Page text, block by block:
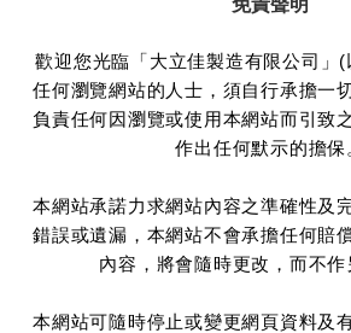
歡迎您光臨「大立佳製造有限公司」(
任何瀏覽網站的人士，須自行承擔一
負責任何因瀏覽或使用本網站而引致
作出任何默示的擔保
本網站承諾力求網站內容之準確性及
錯誤或遺漏，本網站不會承擔任何賠
內容，將會隨時更改，而不作
本網站可隨時停止或變更網頁資料及